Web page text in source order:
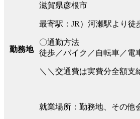
勤務地
滋賀県彦根市
最寄駅：JR）河瀬駅より徒
〇通勤方法
徒歩／バイク／自転車／電
＼＼交通費は実費分全額支
就業場所：勤務地、その他